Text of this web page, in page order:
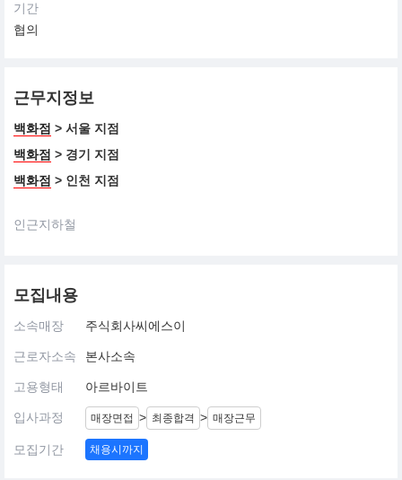
보이며 사용자 편의성을 높였습니다. H300, H400 같은 최신 모델들
이 대표적입니다.
시장에서 선두 주자로 자리매김하고 있습니다.
기간
협의
근무지정보
백화점 > 서울 지점
백화점 > 경기 지점
백화점 > 인천 지점
인근지하철
모집내용
소속매장 주식회사씨에스이
근로자소속 본사소속
고용형태 아르바이트
입사과정 매장면접 > 최종합격 > 매장근무
모집기간 채용시까지